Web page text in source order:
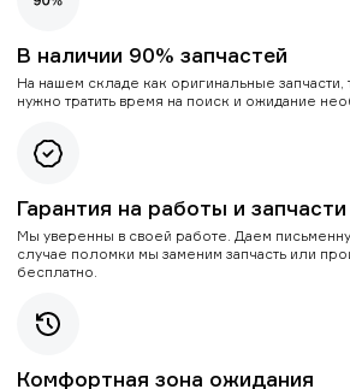
В наличии 90% запчастей
На нашем складе как оригинальные запчасти,
нужно тратить время на поиск и ожидание
Гарантия на работы и запчасти
Мы уверенны в своей работе. Даем
случае поломки мы заменим запчасть или
бесплатно.
Комфортная зона ожидания